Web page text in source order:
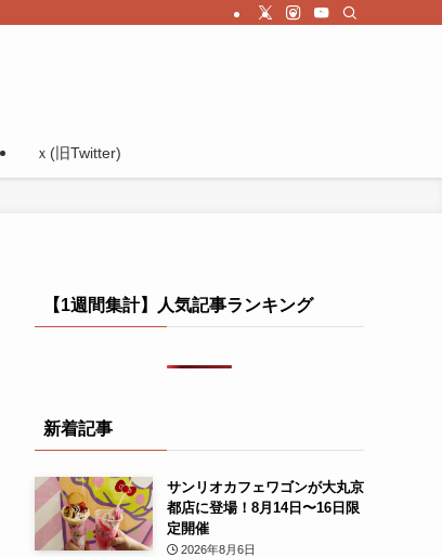
ｘ(旧Twitter)
【1週間集計】人気記事ランキング
新着記事
サンリオカフェワゴンが大丸京
都店に登場！8月14日〜16日限
定開催
2026年8月6日